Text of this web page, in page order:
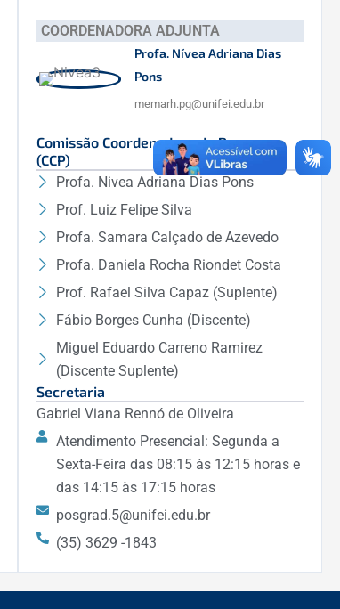
COORDENADORA ADJUNTA
Profa. Nívea Adriana Dias
Pons
memarh.pg@unifei.edu.br
Comissão Coordenadora do Programa
(CCP)
Profa. Nivea Adriana Dias Pons
Prof. Luiz Felipe Silva
Profa. Samara Calçado de Azevedo
Profa. Daniela Rocha Riondet Costa
Prof. Rafael Silva Capaz (Suplente)
Fábio Borges Cunha (Discente)
Miguel Eduardo Carreno Ramirez
(Discente Suplente)
Secretaria
Gabriel Viana Rennó de Oliveira
Atendimento Presencial: Segunda a
Sexta-Feira das 08:15 às 12:15 horas e
das 14:15 às 17:15 horas
posgrad.5@unifei.edu.br
(35) 3629 -1843